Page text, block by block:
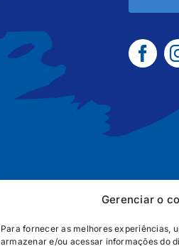
Gerenciar o
Para fornecer as melhores experiências,
armazenar e/ou acessar informações do